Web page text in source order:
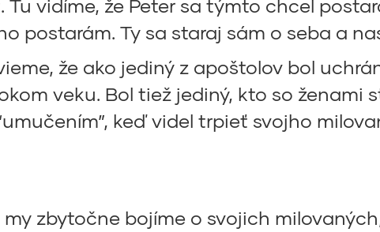
Tu vidíme, že Peter sa týmto chcel
postarám. Ty sa staraj sám o seba a
že ako jediný z apoštolov bol
veku. Bol tiež jediný, kto so ženami
keď videl trpieť svojho
zbytočne bojíme o svojich